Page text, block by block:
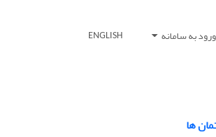
ورود به سامانه ENGLISH
ها